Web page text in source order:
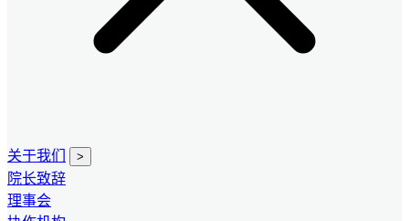
关于我们 >
院长致辞
理事会